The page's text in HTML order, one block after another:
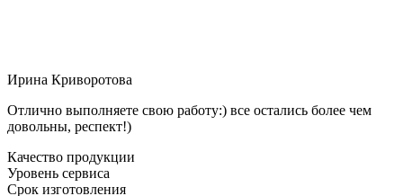
Ирина Криворотова
Отлично выполняете свою работу:) все остались более чем
довольны, респект!)
Качество продукции
Уровень сервиса
Срок изготовления